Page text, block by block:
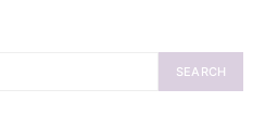
SEARCH